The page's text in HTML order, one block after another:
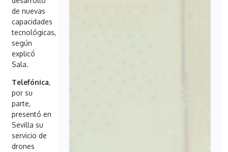
de nuevas
capacidades
tecnológicas,
según
explicó
Sala.
Telefónica,
por su
parte,
presentó en
Sevilla su
servicio de
drones